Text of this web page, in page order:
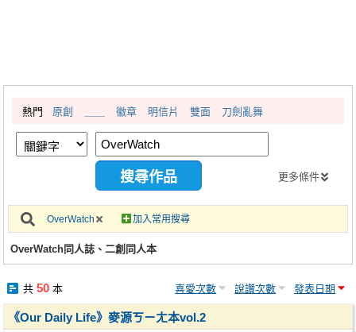
繪圖藝廊
交流中心
攤位轉讓區
會員中心
註冊會員
熱門 原創 徽章 明信片 雙面 刀劍亂舞
更多條件
OverWatch 加入常用搜尋
OverWatch同人誌、二創同人本
共 50本 喜愛次數 說讚次數 發表日期
《Our Daily Life》麥源ㄎㄧㄤ本vol.2